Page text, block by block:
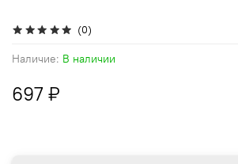
(0)
Наличие: В наличии
697 ₽